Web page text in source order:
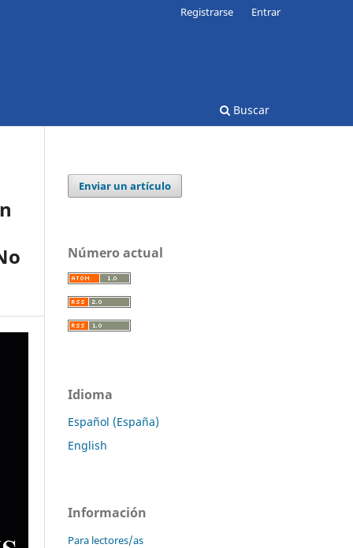
Buscar
Registrarse Entrar
Enviar un artículo
Número actual
Idioma
Español (España)
English
Información
Para lectores/as